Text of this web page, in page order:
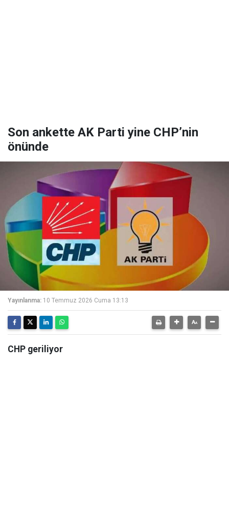
Son ankette AK Parti yine CHP’nin
önünde
Yayınlanma: 10 Temmuz 2026 Cuma 13:13
CHP geriliyor